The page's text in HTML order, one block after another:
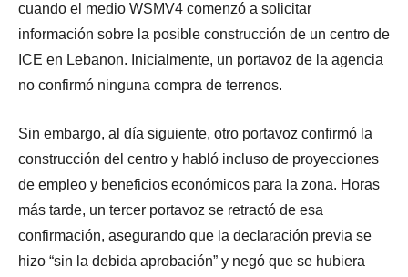
cuando el medio WSMV4 comenzó a solicitar
información sobre la posible construcción de un centro de
ICE en Lebanon. Inicialmente, un portavoz de la agencia
no confirmó ninguna compra de terrenos.
Sin embargo, al día siguiente, otro portavoz confirmó la
construcción del centro y habló incluso de proyecciones
de empleo y beneficios económicos para la zona. Horas
más tarde, un tercer portavoz se retractó de esa
confirmación, asegurando que la declaración previa se
hizo “sin la debida aprobación” y negó que se hubiera